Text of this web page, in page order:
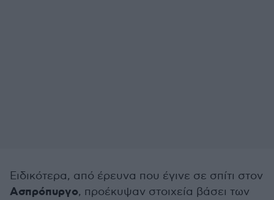
Ειδικότερα, από έρευνα που έγινε σε σπίτι στον
Ασπρόπυργο, προέκυψαν στοιχεία βάσει των